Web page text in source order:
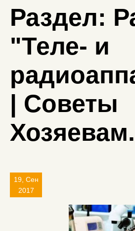
Раздел:
"Теле- и
| Советы
19, Сен
2017